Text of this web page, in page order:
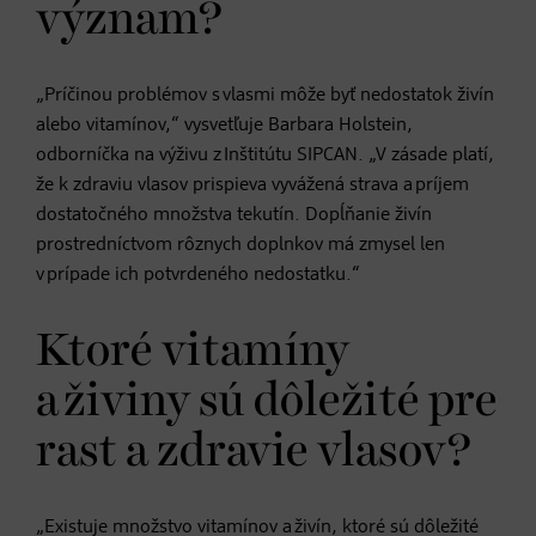
význam?
„Príčinou problémov s vlasmi môže byť nedostatok živín
alebo vitamínov,“ vysvetľuje Barbara Holstein,
odborníčka na výživu z Inštitútu SIPCAN. „V zásade platí,
že k zdraviu vlasov prispieva vyvážená strava a príjem
dostatočného množstva tekutín. Dopĺňanie živín
prostredníctvom rôznych doplnkov má zmysel len
v prípade ich potvrdeného nedostatku.“
Ktoré vitamíny
a živiny sú dôležité pre
rast a zdravie vlasov?
„Existuje množstvo vitamínov a živín, ktoré sú dôležité